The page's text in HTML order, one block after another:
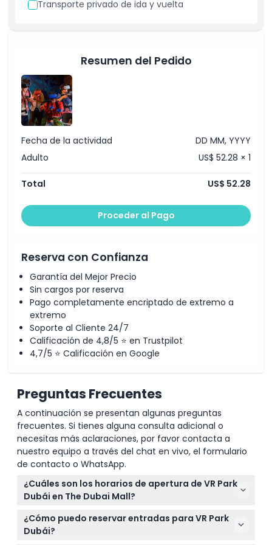
Exclusiones
Cosas a Saber
Ubicación
Cómo Llegar
Política de Cancelación
Transporte privado de ida y vuelta
Resumen del Pedido
Fecha de la actividad
DD MM, YYYY
Adulto
US$ 52.28 × 1
Total US$ 52.28
Proceder al Pago
Reserva con Confianza
Garantía del Mejor Precio
Sin cargos por reserva
Pago completamente encriptado de extremo a
extremo
Soporte al Cliente 24/7
Calificación de 4,8/5 ⭐ en Trustpilot
4,7/5 ⭐ Calificación en Google
Preguntas Frecuentes
A continuación se presentan algunas preguntas
frecuentes. Si tienes alguna consulta adicional o
necesitas más aclaraciones, por favor contacta a
nuestro equipo a través del chat en vivo, el formulario
de contacto o WhatsApp.
¿Cuáles son los horarios de apertura de VR Park
Dubái en The Dubai Mall?
VR Park Dubái está abierto de domingo a miércoles
de 10:00 AM a 11:00 PM, y de jueves a sábado de
¿Cómo puedo reservar entradas para VR Park
Dubái?